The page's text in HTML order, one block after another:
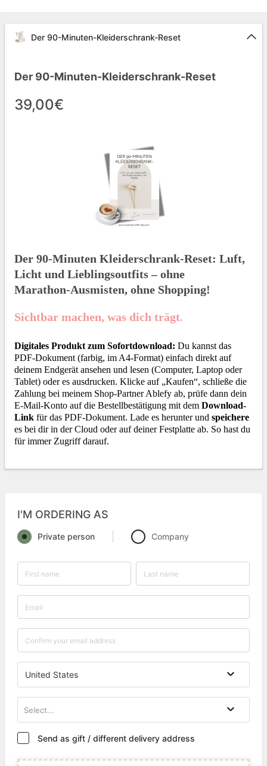
Der 90-Minuten-Kleiderschrank-Reset
Der 90-Minuten-Kleiderschrank-Reset
39,00€
Der 90-Minuten Kleiderschrank-Reset: Luft,
Licht und Lieblingsoutfits – ohne
Marathon‑Ausmisten, ohne Shopping!
Sichtbar machen, was dich trägt.
Digitales Produkt zum Sofortdownload: Du kannst das
PDF-Dokument (farbig, im A4-Format) einfach direkt auf
deinem Endgerät ansehen und lesen (Computer, Laptop oder
Tablet) oder es ausdrucken. Klicke auf „Kaufen“, schließe die
Zahlung bei meinem Shop-Partner Ablefy ab, prüfe dann dein
E-Mail-Konto auf die Bestellbestätigung mit dem Download-
Link für das PDF-Dokument. Lade es herunter und speichere
es bei dir in der Cloud oder auf deiner Festplatte ab. So hast du
für immer Zugriff darauf.
I'M ORDERING AS
Private person Company
United States
Select...
Send as gift / different delivery address